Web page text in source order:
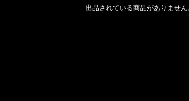
出品されている商品がありません